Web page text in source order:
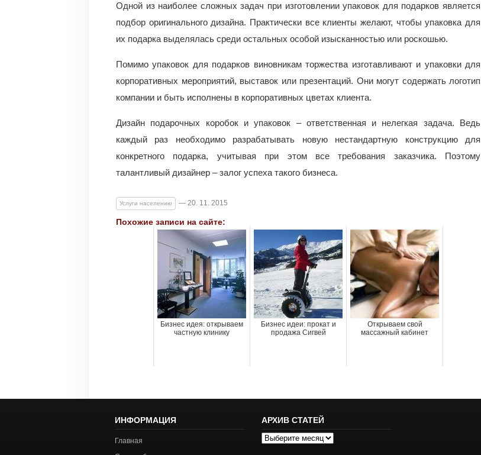
Одной из наиболее сложных задач при изготовлении упаковок для подарков является
подбор оригинального дизайна. Практически все клиенты желают, чтобы упаковка для
их подарка выделялась среди остальных особой изысканностью или роскошью.
Помимо упаковок для подарков виновникам торжества изготавливают и упаковки для
корпоративных мероприятий, выставок или презентаций. Они могут содержать логотип
компании и быть исполнены в корпоративных цветах клиента.
Дизайн подарочных коробок и упаковок – ответственная и нелегкая задача. Ведь
каждый раз необходимо разрабатывать новую нестандартную конструкцию для
конкретного подарка, учитывая при этом все требования заказчика. Поэтому
талантливый дизайнер – залог успеха такого бизнеса.
Услуги населению — 20. 11. 2015
Похожие записи на сайте:
Бизнес идея: открываем
частную клинику
Бизнес идеи: прокат и
продажа Сигвей
Открываем свой
массажный кабинет
ИНФОРМАЦИЯ
Главная
АРХИВ СТАТЕЙ
Архив